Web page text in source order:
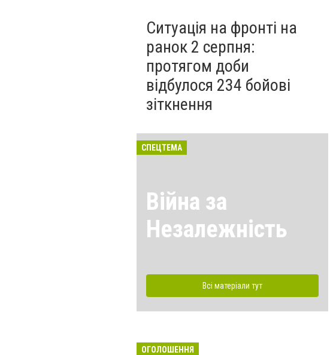
Ситуація на фронті на
ранок 2 серпня:
протягом доби
відбулося 234 бойові
зіткнення
СПЕЦТЕМА
Війна за
Незалежність
Всі матеріали тут
ОГОЛОШЕННЯ